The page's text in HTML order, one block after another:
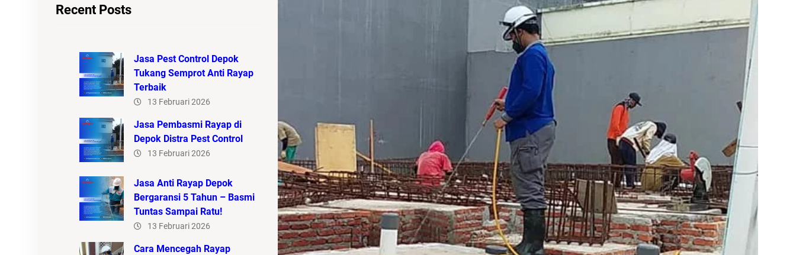
Recent Posts
Jasa Pest Control Depok
Tukang Semprot Anti Rayap
Terbaik
13 Februari 2026
Jasa Pembasmi Rayap di
Depok Distra Pest Control
13 Februari 2026
Jasa Anti Rayap Depok
Bergaransi 5 Tahun – Basmi
Tuntas Sampai Ratu!
13 Februari 2026
Cara Mencegah Rayap